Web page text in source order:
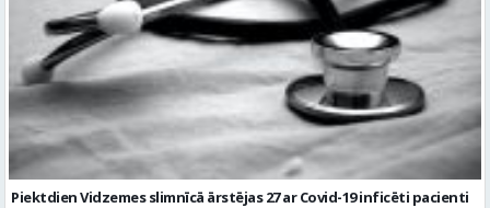
Piektdien Vidzemes slimnīcā ārstējas 27 ar Covid-19 inficēti pacienti